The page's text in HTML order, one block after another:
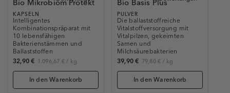
Bio Mikrobiom Protekt
KAPSELN
Intelligentes
Kombinationspräparat mit
10 lebensfähigen
Bakterienstämmen und
Ballaststoffen
32,90 € 1.096,67 €/ kg
In den Warenkorb
Bio Basis Plus
PULVER
Die ballaststoffreiche
Vitalstoffversorgung mit
Vitalpilzen, gekeimten
Samen und
Milchsäurebakterien
39,90 € 79,80 € / kg
In den Warenkorb